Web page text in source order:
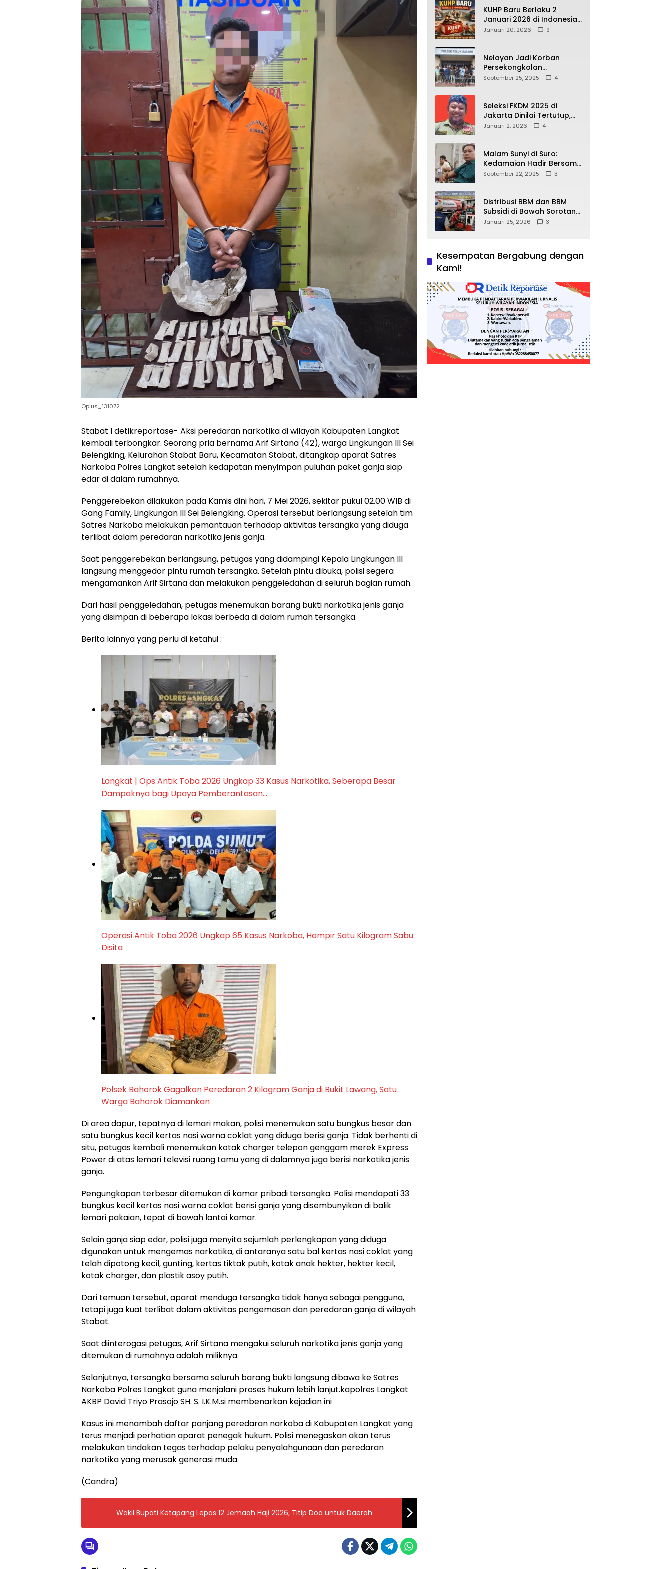
Oplus_131072
Stabat I detikreportase- Aksi peredaran narkotika di wilayah Kabupaten Langkat
kembali terbongkar. Seorang pria bernama Arif Sirtana (42), warga Lingkungan III Sei
Belengking, Kelurahan Stabat Baru, Kecamatan Stabat, ditangkap aparat Satres
Narkoba Polres Langkat setelah kedapatan menyimpan puluhan paket ganja siap
edar di dalam rumahnya.
Penggerebekan dilakukan pada Kamis dini hari, 7 Mei 2026, sekitar pukul 02.00 WIB di
Gang Family, Lingkungan III Sei Belengking. Operasi tersebut berlangsung setelah tim
Satres Narkoba melakukan pemantauan terhadap aktivitas tersangka yang diduga
terlibat dalam peredaran narkotika jenis ganja.
Saat penggerebekan berlangsung, petugas yang didampingi Kepala Lingkungan III
langsung menggedor pintu rumah tersangka. Setelah pintu dibuka, polisi segera
mengamankan Arif Sirtana dan melakukan penggeledahan di seluruh bagian rumah.
Dari hasil penggeledahan, petugas menemukan barang bukti narkotika jenis ganja
yang disimpan di beberapa lokasi berbeda di dalam rumah tersangka.
Berita lainnya yang perlu di ketahui :
Langkat | Ops Antik Toba 2026 Ungkap 33 Kasus Narkotika, Seberapa Besar
Dampaknya bagi Upaya Pemberantasan…
Operasi Antik Toba 2026 Ungkap 65 Kasus Narkoba, Hampir Satu Kilogram Sabu
Disita
Polsek Bahorok Gagalkan Peredaran 2 Kilogram Ganja di Bukit Lawang, Satu
Warga Bahorok Diamankan
Di area dapur, tepatnya di lemari makan, polisi menemukan satu bungkus besar dan
satu bungkus kecil kertas nasi warna coklat yang diduga berisi ganja. Tidak berhenti di
situ, petugas kembali menemukan kotak charger telepon genggam merek Express
Power di atas lemari televisi ruang tamu yang di dalamnya juga berisi narkotika jenis
ganja.
Pengungkapan terbesar ditemukan di kamar pribadi tersangka. Polisi mendapati 33
bungkus kecil kertas nasi warna coklat berisi ganja yang disembunyikan di balik
lemari pakaian, tepat di bawah lantai kamar.
Selain ganja siap edar, polisi juga menyita sejumlah perlengkapan yang diduga
digunakan untuk mengemas narkotika, di antaranya satu bal kertas nasi coklat yang
telah dipotong kecil, gunting, kertas tiktak putih, kotak anak hekter, hekter kecil,
kotak charger, dan plastik asoy putih.
Dari temuan tersebut, aparat menduga tersangka tidak hanya sebagai pengguna,
tetapi juga kuat terlibat dalam aktivitas pengemasan dan peredaran ganja di wilayah
Stabat.
Saat diinterogasi petugas, Arif Sirtana mengakui seluruh narkotika jenis ganja yang
ditemukan di rumahnya adalah miliknya.
Selanjutnya, tersangka bersama seluruh barang bukti langsung dibawa ke Satres
Narkoba Polres Langkat guna menjalani proses hukum lebih lanjut.kapolres Langkat
AKBP David Triyo Prasojo SH. S. I.K.M.si membenarkan kejadian ini
Kasus ini menambah daftar panjang peredaran narkoba di Kabupaten Langkat yang
terus menjadi perhatian aparat penegak hukum. Polisi menegaskan akan terus
melakukan tindakan tegas terhadap pelaku penyalahgunaan dan peredaran
narkotika yang merusak generasi muda.
(Candra)
Wakil Bupati Ketapang Lepas 12 Jemaah Haji 2026, Titip Doa untuk Daerah
KUHP Baru Berlaku 2
Januari 2026 di Indonesia,
Apa Dampaknya bagi
Dipahami Publik
Januari 20, 2026 9
Nelayan Jadi Korban
Persekongkolan
Penyelewengan BBM
September 25, 2025 4
Seleksi FKDM 2025 di
Jakarta Dinilai Tertutup,
Transparansi
Januari 2, 2026 4
Malam Sunyi di Suro:
Kedamaian Hadir Bersama
Secangkir Kopi Hangat
September 22, 2025 3
Distribusi BBM dan BBM
Subsidi di Bawah Sorotan
Publik: Antara Kepentingan
Januari 25, 2026 3
Kesempatan Bergabung dengan
Kami!